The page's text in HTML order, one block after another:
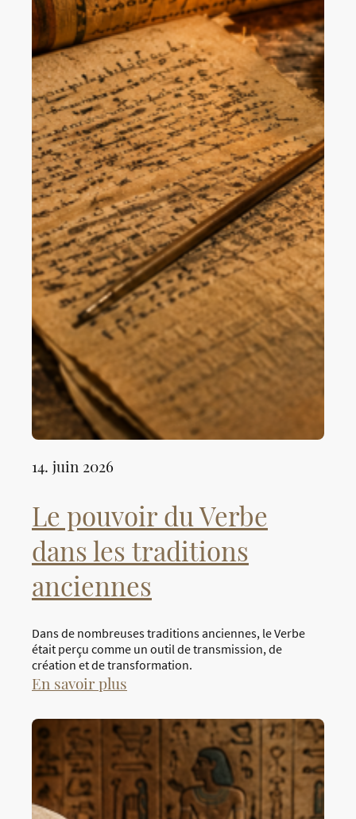
14. juin 2026
Le pouvoir du Verbe
dans les traditions
anciennes
Dans de nombreuses traditions anciennes, le Verbe
était perçu comme un outil de transmission, de
création et de transformation.
En savoir plus